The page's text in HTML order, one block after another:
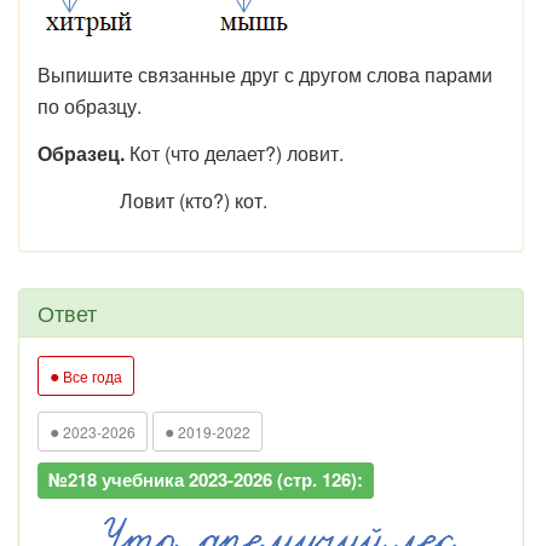
Выпишите связанные друг с другом слова парами
по образцу.
Образец. Кот (что делает?) ловит.
Ловит (кто?) кот.
Ответ
● Все года
● 2023-2026 ● 2019-2022
№218 учебника 2023-2026 (стр. 126):